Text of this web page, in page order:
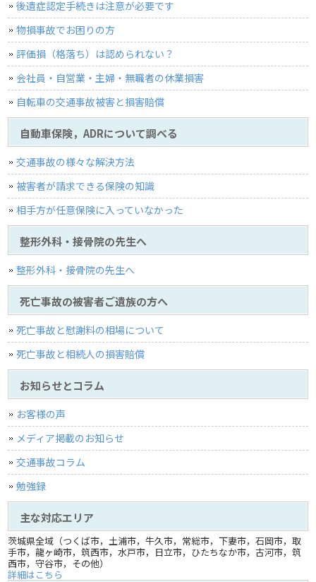
後遺症認定手続きは注意が必要です
物損事故でお困りの方
評価損（格落ち）は認められない？
会社員・自営業・主婦・無職者の休業損害
自転車の交通事故被害と損害賠償
自動車保険，ADRについて調べる
交通事故の様々な解決方法
被害者が請求できる保険の知識
相手方が任意保険に入っていなかった
整形外科・接骨院の先生へ
整形外科・接骨院の先生へ
死亡事故の被害者ご遺族の方へ
死亡事故と慰謝料の相場について
死亡事故と相続人の損害賠償
お知らせとコラム
お客様の声
メディア掲載のお知らせ
交通事故コラム
勉強録
主な対応エリア
茨城県全域（つくば市，土浦市，牛久市，常総市，下妻市，石岡市，取
手市，龍ヶ崎市，筑西市，水戸市，日立市，ひたちなか市，古河市，筑
西市，守谷市，その他）
詳細はこちら